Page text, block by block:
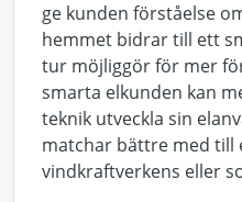
ge kunden förståelse
hemmet bidrar till ett
tur möjliggör för mer
smarta elkunden kan
teknik utveckla sin
matchar bättre med till
vindkraftverkens eller